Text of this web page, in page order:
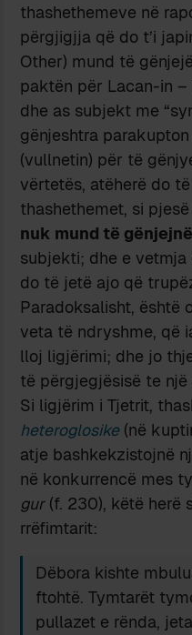
thashethemeve në
përgjigjja që do t’i
Other) mund të
paktën për Lacan-in –
dhe as subjekt me
gënjeshtra
(vullnetin) për të
vërtetës, atëherë do
thashethemet, si
nuk mund të gënjejnë
subjekti; dhe e vetmja
do të jetë ajo që
Paradoksalisht, është
veta të ndryshme, që
lloj ligjërimi; dhe jo
të përgjegjësisë te një
Si ligjërim i Tjetrit,
heteroglosike(në
atje bashkekzistojnë
në konkurrencë mes
gur(f. 230), këtë herë
rrëfimtarit:
Dëbora kishte
ftohtë. Tymtarët
pullazet e rënda,